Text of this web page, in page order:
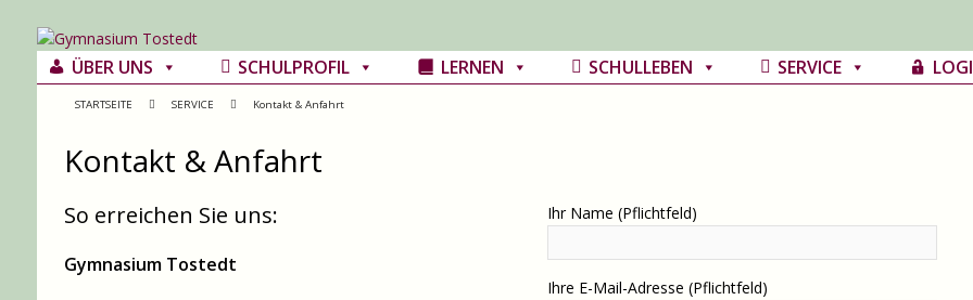
ÜBER UNS SCHULPROFIL LERNEN SCHULLEBEN SERVICE
STARTSEITE SERVICE Kontakt & Anfahrt
Kontakt & Anfahrt
So erreichen Sie uns:
Gymnasium Tostedt
Ihr Name (Pflichtfeld)
Ihre E-Mail-Adresse (Pflichtfeld)